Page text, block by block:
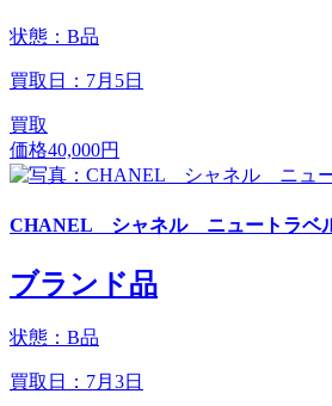
状態：B品
買取日：7月5日
買取
価格40,000円
CHANEL シャネル ニュートラベ
ブランド品
状態：B品
買取日：7月3日